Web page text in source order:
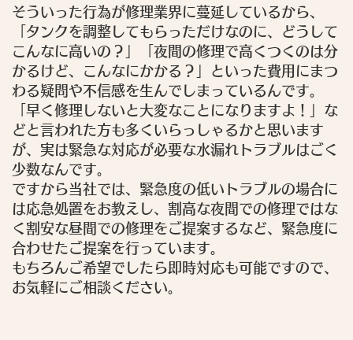
そういった行為が修理業界に蔓延しているから、
「タンクを調整してもらっただけなのに、どうして
こんなに高いの？」「夜間の修理で高くつくのは分
かるけど、こんなにかかる？」といった費用にまつ
わる疑問や不信感を生んでしまっているんです。
「早く修理しないと大変なことになりますよ！」な
どと言われた方も多くいらっしゃるかと思います
が、実は緊急な対応が必要な水漏れトラブルはごく
少数なんです。
ですから当社では、緊急度の低いトラブルの場合に
は応急処置をお教えし、割高な夜間での修理ではな
く割安な昼間での修理をご提案するなど、緊急度に
合わせたご提案を行っています。
もちろんご希望でしたら即時対応も可能ですので、
お気軽にご相談ください。